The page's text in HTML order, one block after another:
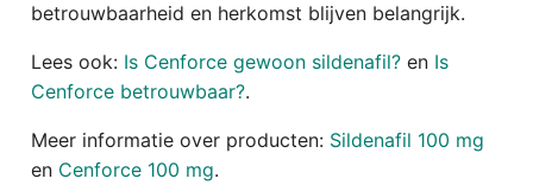
betrouwbaarheid en herkomst blijven belangrijk.
Lees ook: Is Cenforce gewoon sildenafil? en Is
Cenforce betrouwbaar?.
Meer informatie over producten: Sildenafil 100 mg
en Cenforce 100 mg.